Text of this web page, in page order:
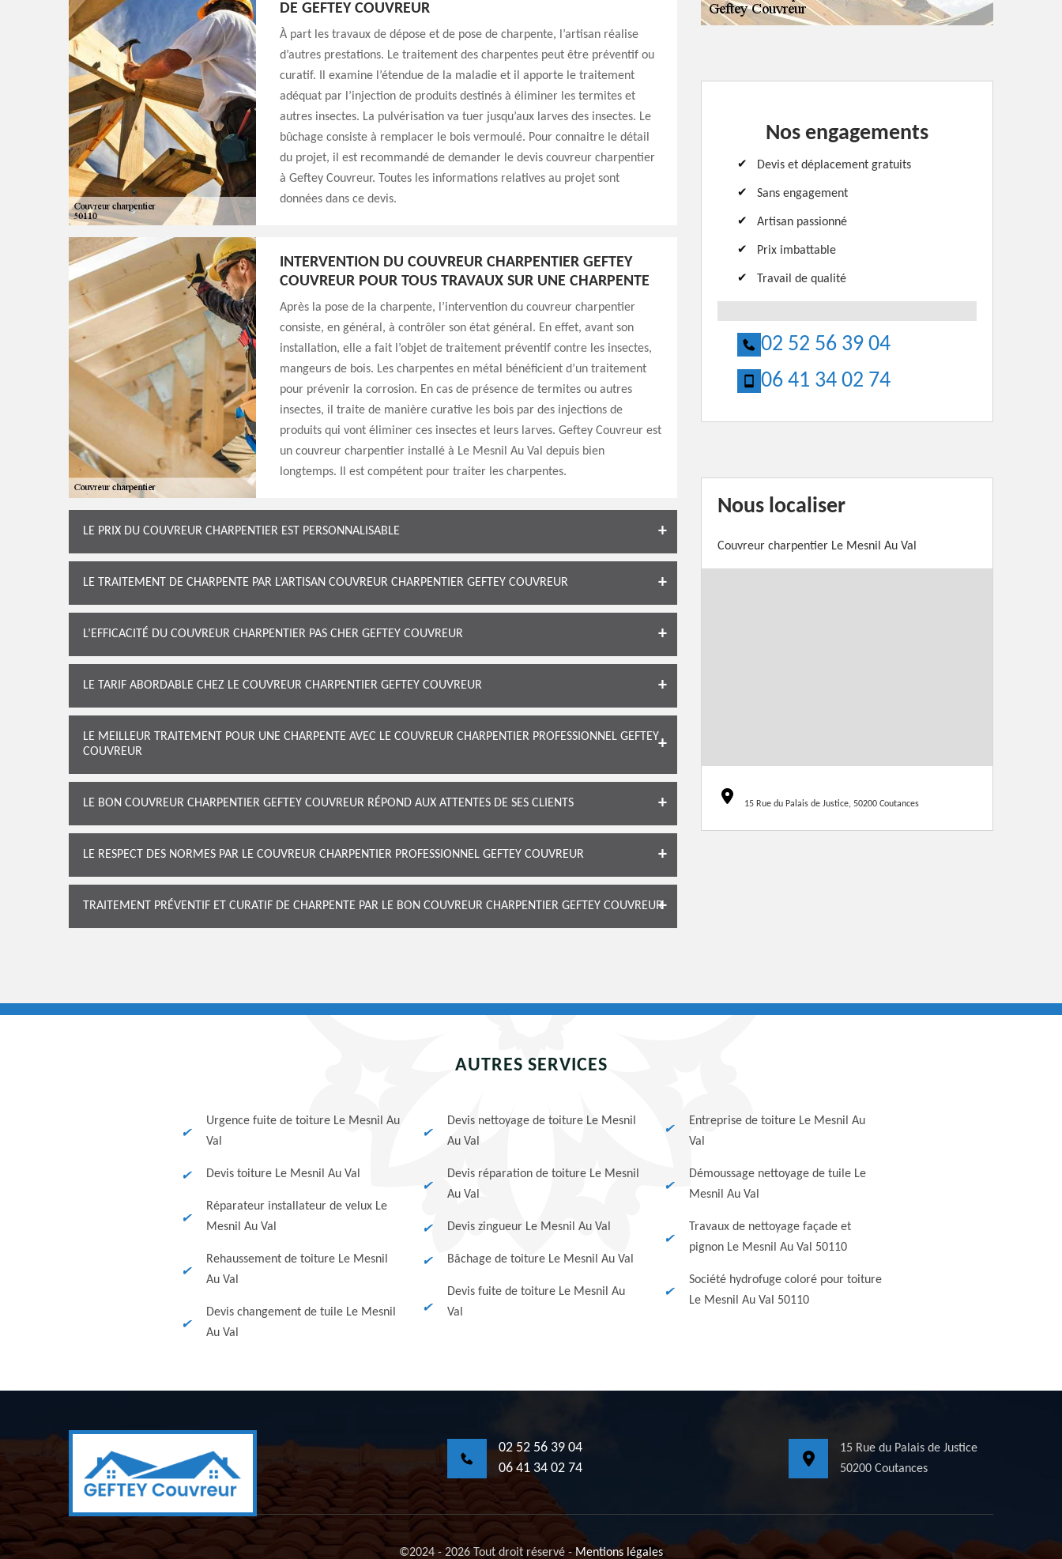
DE GEFTEY COUVREUR
À part les travaux de dépose et de pose de charpente, l’artisan réalise
d’autres prestations. Le traitement des charpentes peut être préventif ou
curatif. Il examine l’étendue de la maladie et il apporte le traitement
adéquat par l’injection de produits destinés à éliminer les termites et
autres insectes. La pulvérisation va tuer jusqu’aux larves des insectes. Le
bûchage consiste à remplacer le bois vermoulé. Pour connaitre le détail
du projet, il est recommandé de demander le devis couvreur charpentier
à Geftey Couvreur. Toutes les informations relatives au projet sont
données dans ce devis.
INTERVENTION DU COUVREUR CHARPENTIER GEFTEY
COUVREUR POUR TOUS TRAVAUX SUR UNE CHARPENTE
Après la pose de la charpente, l’intervention du couvreur charpentier
consiste, en général, à contrôler son état général. En effet, avant son
installation, elle a fait l’objet de traitement préventif contre les insectes,
mangeurs de bois. Les charpentes en métal bénéficient d’un traitement
pour prévenir la corrosion. En cas de présence de termites ou autres
insectes, il traite de manière curative les bois par des injections de
produits qui vont éliminer ces insectes et leurs larves. Geftey Couvreur est
un couvreur charpentier installé à Le Mesnil Au Val depuis bien
longtemps. Il est compétent pour traiter les charpentes.
LE PRIX DU COUVREUR CHARPENTIER EST PERSONNALISABLE
LE TRAITEMENT DE CHARPENTE PAR L’ARTISAN COUVREUR CHARPENTIER GEFTEY COUVREUR
L’EFFICACITÉ DU COUVREUR CHARPENTIER PAS CHER GEFTEY COUVREUR
LE TARIF ABORDABLE CHEZ LE COUVREUR CHARPENTIER GEFTEY COUVREUR
LE MEILLEUR TRAITEMENT POUR UNE CHARPENTE AVEC LE COUVREUR CHARPENTIER PROFESSIONNEL GEFTEY
COUVREUR
LE BON COUVREUR CHARPENTIER GEFTEY COUVREUR RÉPOND AUX ATTENTES DE SES CLIENTS
LE RESPECT DES NORMES PAR LE COUVREUR CHARPENTIER PROFESSIONNEL GEFTEY COUVREUR
TRAITEMENT PRÉVENTIF ET CURATIF DE CHARPENTE PAR LE BON COUVREUR CHARPENTIER GEFTEY COUVREUR
Nos engagements
Devis et déplacement gratuits
Sans engagement
Artisan passionné
Prix imbattable
Travail de qualité
02 52 56 39 04
06 41 34 02 74
Nous localiser
Couvreur charpentier Le Mesnil Au Val
15 Rue du Palais de Justice, 50200 Coutances
AUTRES SERVICES
Urgence fuite de toiture Le Mesnil Au
Val
Devis toiture Le Mesnil Au Val
Réparateur installateur de velux Le
Mesnil Au Val
Rehaussement de toiture Le Mesnil
Au Val
Devis changement de tuile Le Mesnil
Au Val
Devis nettoyage de toiture Le Mesnil
Au Val
Devis réparation de toiture Le Mesnil
Au Val
Devis zingueur Le Mesnil Au Val
Bâchage de toiture Le Mesnil Au Val
Devis fuite de toiture Le Mesnil Au
Val
Entreprise de toiture Le Mesnil Au
Val
Démoussage nettoyage de tuile Le
Mesnil Au Val
Travaux de nettoyage façade et
pignon Le Mesnil Au Val 50110
Société hydrofuge coloré pour toiture
Le Mesnil Au Val 50110
02 52 56 39 04
06 41 34 02 74
15 Rue du Palais de Justice
50200 Coutances
©2024 - 2026 Tout droit réservé -Mentions légales